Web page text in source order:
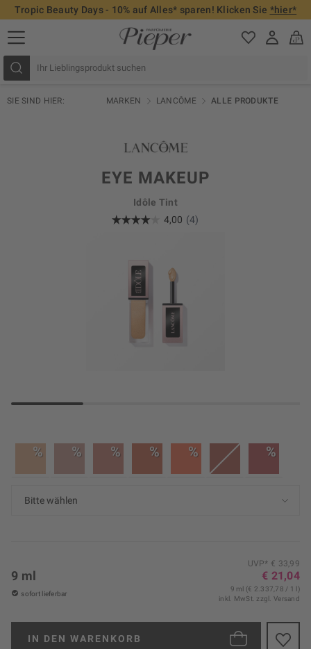
Tropic Beauty Days - 10% auf Alles* sparen! Klicken Sie *hier*
SIE SIND HIER: MARKEN LANCÔME ALLE PRODUKTE
EYE MAKEUP
Idôle Tint
% % % % % %
UVP* € 33,99
€ 21,04
9 ml
sofort lieferbar
9 ml (€ 2.337,78 / 1 l)
inkl. MwSt.zzgl. Versand
IN DEN WARENKORB